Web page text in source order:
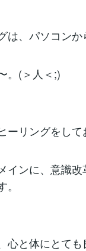
は、パソコン
。(＞人＜;)
リングをして
インに、意識
心と体にとて